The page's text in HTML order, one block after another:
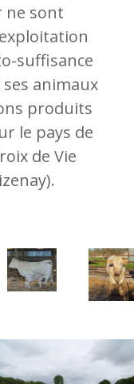
ne sont
suffisance
animaux
produits
le pays de
de Vie